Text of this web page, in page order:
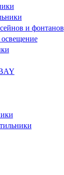
и фонтанов